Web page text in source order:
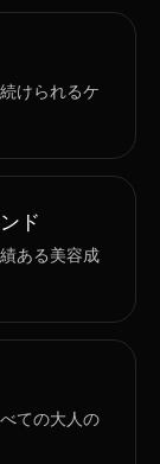
けられるケ
ド
ある美容成
ての大人の